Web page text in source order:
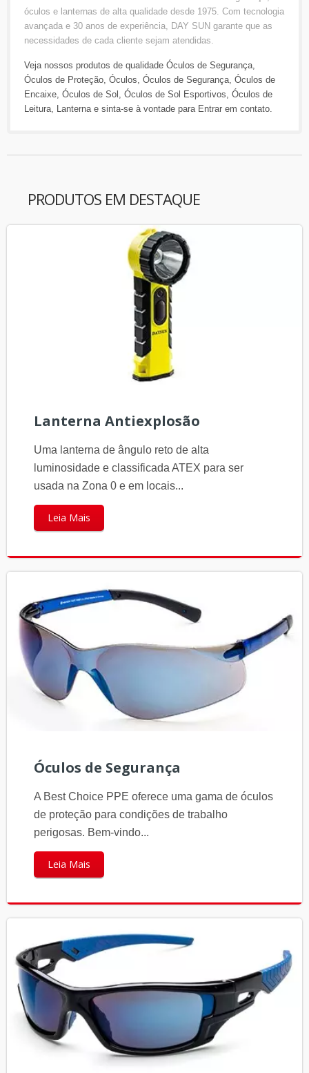
óculos e lanternas de alta qualidade desde 1975. Com tecnologia
avançada e 30 anos de experiência, DAY SUN garante que as
necessidades de cada cliente sejam atendidas.
Veja nossos produtos de qualidade Óculos de Segurança,
Óculos de Proteção, Óculos, Óculos de Segurança, Óculos de
Encaixe, Óculos de Sol , Óculos de Sol Esportivos, Óculos de
Leitura, Lanternae sinta-se à vontade para Entrar em contato.
PRODUTOS EM DESTAQUE
Lanterna Antiexplosão
Uma lanterna de ângulo reto de alta
luminosidade e classificada ATEX para ser
usada na Zona 0 e em locais...
Leia Mais
Óculos de Segurança
A Best Choice PPE oferece uma gama de óculos
de proteção para condições de trabalho
perigosas. Bem-vindo...
Leia Mais